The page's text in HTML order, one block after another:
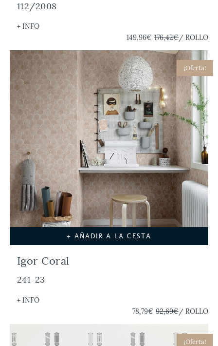
112/2008
+ INFO
149,96€ 176,42€/ ROLLO
¡Oferta!
+ AÑADIR A LA CESTA
Igor Coral
241-23
+ INFO
78,79€ 92,69€/ ROLLO
¡Oferta!